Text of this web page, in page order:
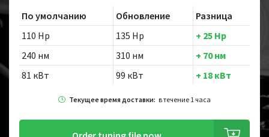
По умолчанию Обновление
Разница
110 Hp
135 Hp
+ 25 Hp
240 нм
310 нм
+ 70 нм
81 кВт
99 кВт + 18 кВт
Текущее время доставки: в течение 1 часа